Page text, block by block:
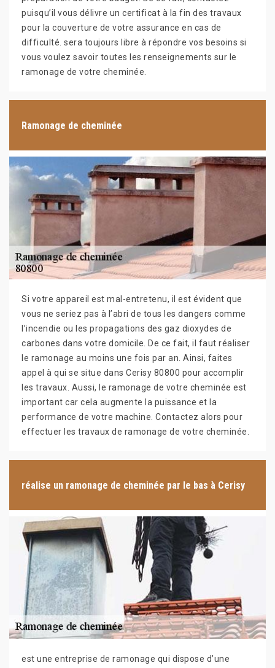
puisqu’il vous délivre un certificat à la fin des travaux
pour la couverture de votre assurance en cas de
difficulté. sera toujours libre à répondre vos besoins si
vous voulez savoir toutes les renseignements sur le
ramonage de votre cheminée.
Ramonage de cheminée
Si votre appareil est mal-entretenu, il est évident que
vous ne seriez pas à l’abri de tous les dangers comme
l’incendie ou les propagations des gaz dioxydes de
carbones dans votre domicile. De ce fait, il faut réaliser
le ramonage au moins une fois par an. Ainsi, faites
appel à qui se situe dans Cerisy 80800 pour accomplir
les travaux. Aussi, le ramonage de votre cheminée est
important car cela augmente la puissance et la
performance de votre machine. Contactez alors pour
effectuer les travaux de ramonage de votre cheminée.
réalise un ramonage de cheminée par le bas à Cerisy
est une entreprise de ramonage qui dispose d’une